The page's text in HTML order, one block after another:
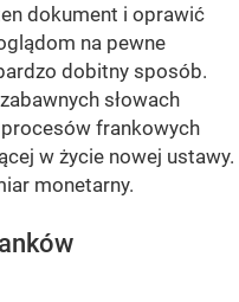
dokument i oprawić
na pewne
dobitny sposób.
słowach
frankowych
w życie nowej ustawy.
monetarny.